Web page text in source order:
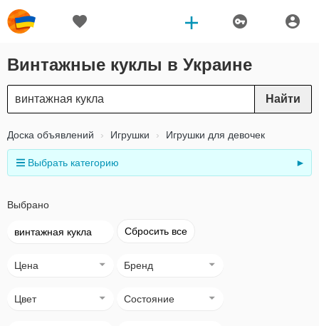
Винтажные куклы в Украине
Найти
Доска объявлений Игрушки Игрушки для девочек
Выбрать категорию ►
Выбрано
винтажная кукла Сбросить все
Цена Бренд
Цвет Состояние